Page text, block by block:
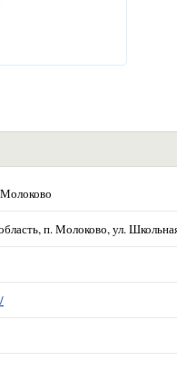
п. Молоково, ул.